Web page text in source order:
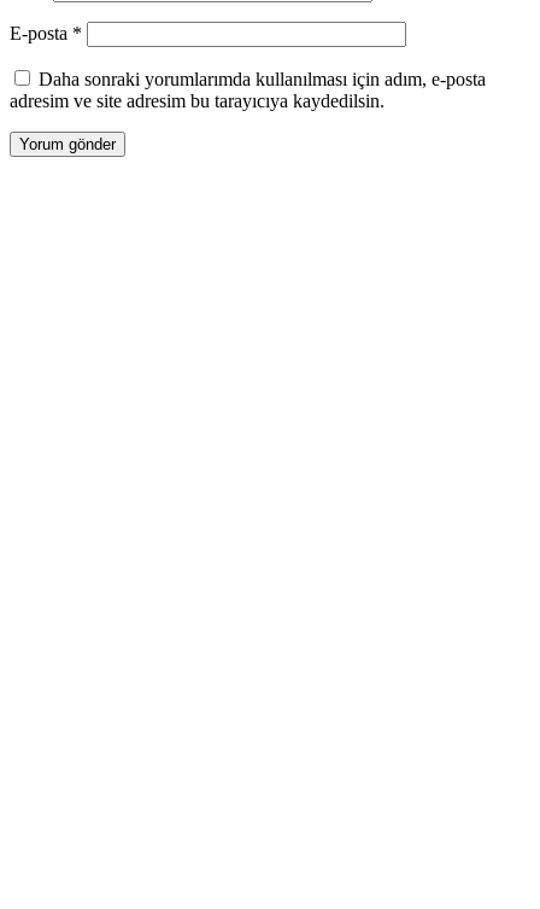
E-posta *
Daha sonraki yorumlarımda kullanılması için adım, e-posta
adresim ve site adresim bu tarayıcıya kaydedilsin.